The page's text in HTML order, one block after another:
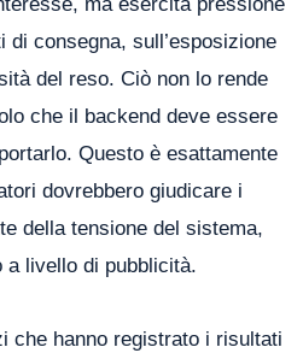
di consegna, sull’esposizione
del reso. Ciò non lo rende
che il backend deve essere
Questo è esattamente
dovrebbero giudicare i
della tensione del sistema,
a livello di pubblicità.
che hanno registrato i risultati